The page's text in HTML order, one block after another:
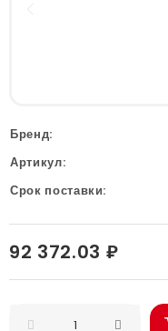
Бренд:
Артикул:
Срок поставки:
92 372.03 ₽